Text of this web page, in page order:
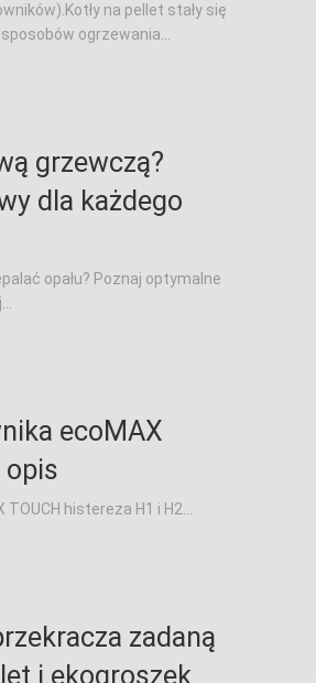
na pellet stały się
ogrzewania...
grzewczą?
dla każdego
opału? Poznaj optymalne
ecoMAX
opis
histereza H1 i H2...
zadaną
i ekogroszek